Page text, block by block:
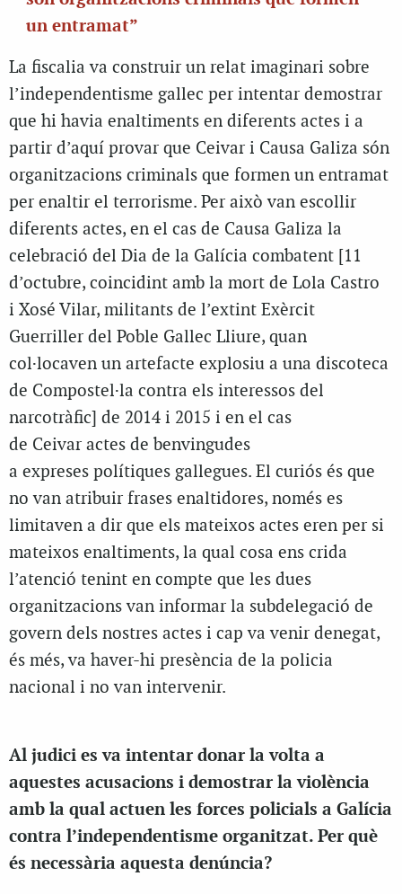
un entramat”
La fiscalia va construir un relat imaginari sobre
l’independentisme gallec per intentar demostrar
que hi havia enaltiments en diferents actes i a
partir d’aquí provar que Ceivar i Causa Galiza són
organitzacions criminals que formen un entramat
per enaltir el terrorisme. Per això van escollir
diferents actes, en el cas de Causa Galiza la
celebració del Dia de la Galícia combatent [11
d’octubre, coincidint amb la mort de Lola Castro
i Xosé Vilar, militants de l’extint Exèrcit
Guerriller del Poble Gallec Lliure, quan
col·locaven un artefacte explosiu a una discoteca
de Compostel·la contra els interessos del
narcotràfic] de 2014 i 2015 i en el cas
de Ceivar actes de benvingudes
a expreses polítiques gallegues. El curiós és que
no van atribuir frases enaltidores, només es
limitaven a dir que els mateixos actes eren per si
mateixos enaltiments, la qual cosa ens crida
l’atenció tenint en compte que les dues
organitzacions van informar la subdelegació de
govern dels nostres actes i cap va venir denegat,
és més, va haver-hi presència de la policia
nacional i no van intervenir.
Al judici es va intentar donar la volta a
aquestes acusacions i demostrar la violència
amb la qual actuen les forces policials a Galícia
contra l’independentisme organitzat. Per què
és necessària aquesta denúncia?